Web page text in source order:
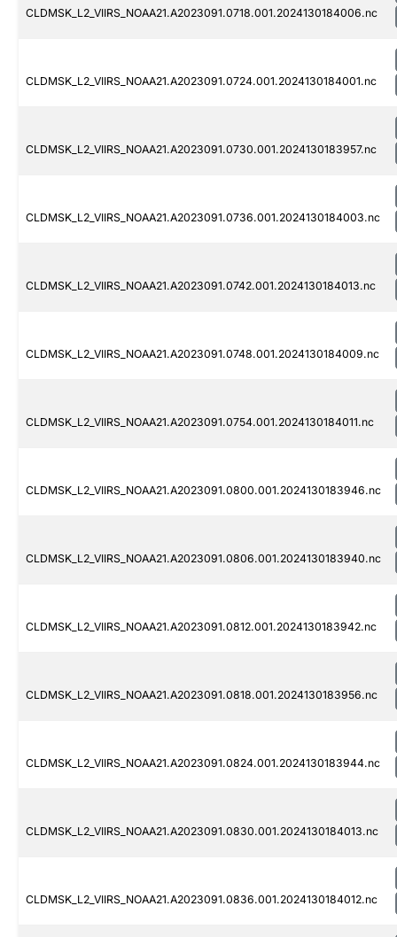
CLDMSK_L2_VIIRS_NOAA21.A2023091.0718.001.2024130184006.nc
CLDMSK_L2_VIIRS_NOAA21.A2023091.0724.001.2024130184001.nc
CLDMSK_L2_VIIRS_NOAA21.A2023091.0730.001.2024130183957.nc
CLDMSK_L2_VIIRS_NOAA21.A2023091.0736.001.2024130184003.nc
CLDMSK_L2_VIIRS_NOAA21.A2023091.0742.001.2024130184013.nc
CLDMSK_L2_VIIRS_NOAA21.A2023091.0748.001.2024130184009.nc
CLDMSK_L2_VIIRS_NOAA21.A2023091.0754.001.2024130184011.nc
CLDMSK_L2_VIIRS_NOAA21.A2023091.0800.001.2024130183946.nc
CLDMSK_L2_VIIRS_NOAA21.A2023091.0806.001.2024130183940.nc
CLDMSK_L2_VIIRS_NOAA21.A2023091.0812.001.2024130183942.nc
CLDMSK_L2_VIIRS_NOAA21.A2023091.0818.001.2024130183956.nc
CLDMSK_L2_VIIRS_NOAA21.A2023091.0824.001.2024130183944.nc
CLDMSK_L2_VIIRS_NOAA21.A2023091.0830.001.2024130184013.nc
CLDMSK_L2_VIIRS_NOAA21.A2023091.0836.001.2024130184012.nc